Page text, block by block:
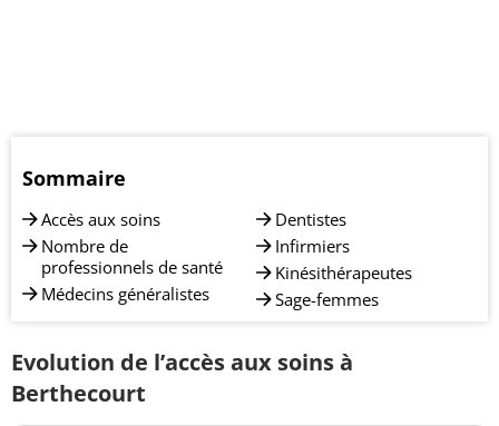
Sommaire
Accès aux soins
Nombre de
professionnels de santé
Médecins généralistes
Dentistes
Infirmiers
Kinésithérapeutes
Sage-femmes
Evolution de l’accès aux soins à
Berthecourt